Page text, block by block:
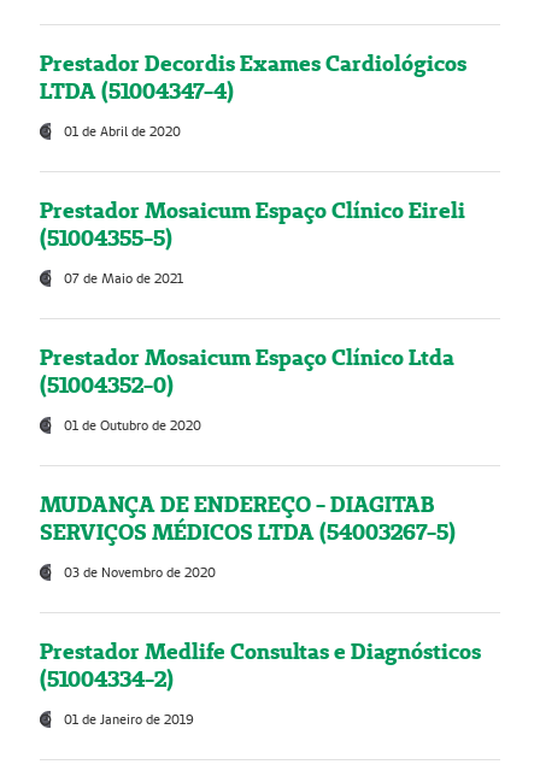
Prestador Decordis Exames Cardiológicos
LTDA (51004347-4)
01 de Abril de 2020
Prestador Mosaicum Espaço Clínico Eireli
(51004355-5)
07 de Maio de 2021
Prestador Mosaicum Espaço Clínico Ltda
(51004352-0)
01 de Outubro de 2020
MUDANÇA DE ENDEREÇO - DIAGITAB
SERVIÇOS MÉDICOS LTDA (54003267-5)
03 de Novembro de 2020
Prestador Medlife Consultas e Diagnósticos
(51004334-2)
01 de Janeiro de 2019